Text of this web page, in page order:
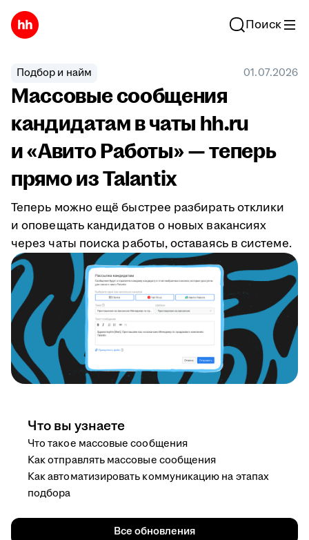
Поиск
Подбор и найм 01.07.2026
Массовые сообщения
кандидатам в чаты hh.ru
и «Авито Работы» — теперь
прямо из Talantix
Теперь можно ещё быстрее разбирать отклики
и оповещать кандидатов о новых вакансиях
через чаты поиска работы, оставаясь в системе.
Что вы узнаете
Что такое массовые сообщения
Как отправлять массовые сообщения
Как автоматизировать коммуникацию на этапах
подбора
Все обновления